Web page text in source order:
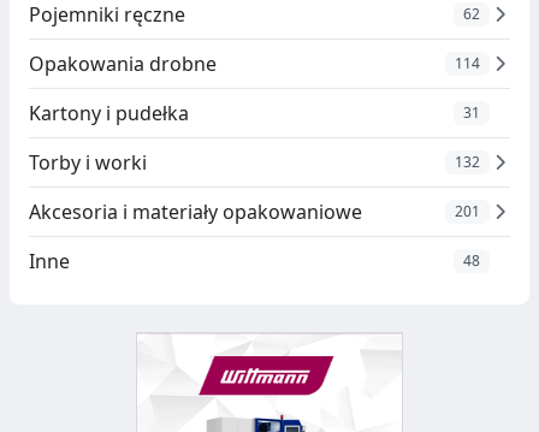
Pojemniki ręczne 62
Opakowania drobne 114
Kartony i pudełka 31
Torby i worki 132
Akcesoria i materiały opakowaniowe 201
Inne 48